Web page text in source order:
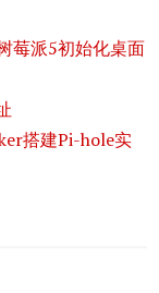
莓派5初始化桌面
搭建Pi-hole实